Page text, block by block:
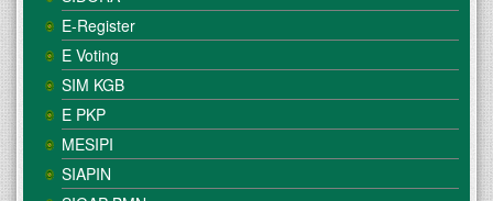
E-Register
E Voting
SIM KGB
E PKP
MESIPI
SIAPIN